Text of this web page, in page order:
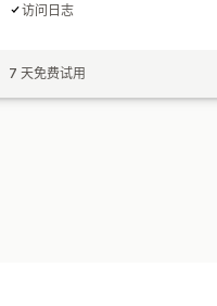
访问日志
7 天免费试用